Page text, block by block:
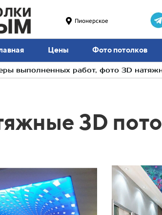
Пионерское
Цены Фото потолков
выполненных работ, фото 3D
3D